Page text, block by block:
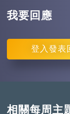
我要回應
登入 發表
相關每周主